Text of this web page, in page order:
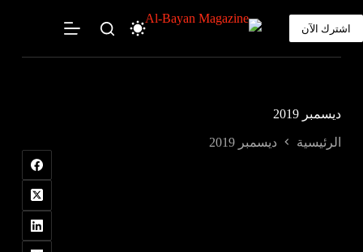
إلى
المحتوى
اشترك الآن
ديسمبر 2019
الرئيسية ديسمبر 2019